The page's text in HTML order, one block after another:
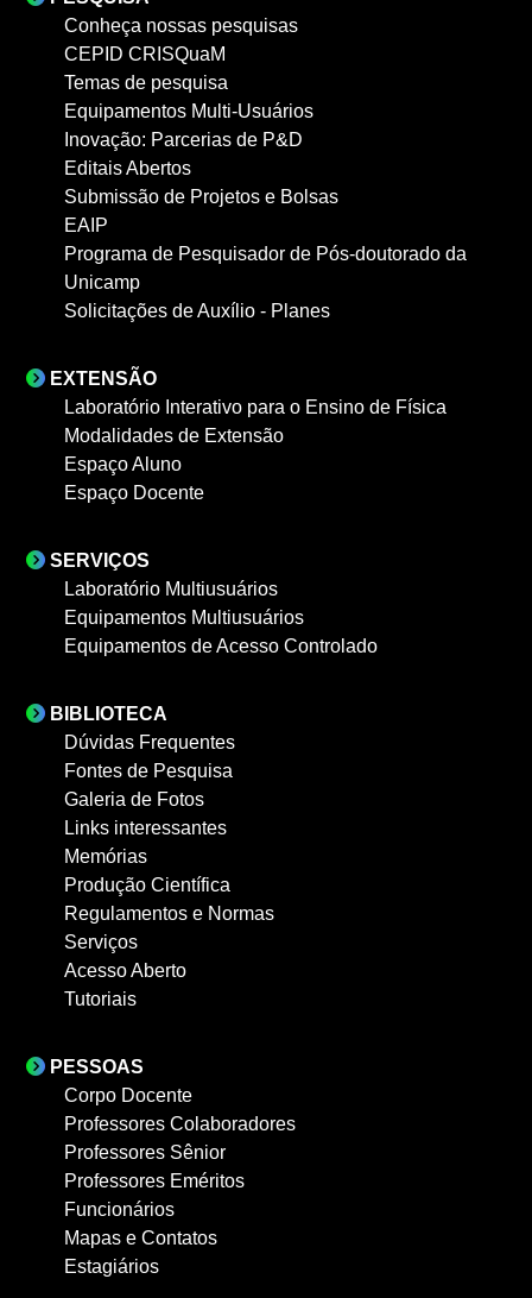
Conheça nossas pesquisas
CEPID CRISQuaM
Temas de pesquisa
Equipamentos Multi-Usuários
Inovação: Parcerias de P&D
Editais Abertos
Submissão de Projetos e Bolsas
EAIP
Programa de Pesquisador de Pós-doutorado da
Unicamp
Solicitações de Auxílio - Planes
EXTENSÃO
Laboratório Interativo para o Ensino de Física
Modalidades de Extensão
Espaço Aluno
Espaço Docente
SERVIÇOS
Laboratório Multiusuários
Equipamentos Multiusuários
Equipamentos de Acesso Controlado
BIBLIOTECA
Dúvidas Frequentes
Fontes de Pesquisa
Galeria de Fotos
Links interessantes
Memórias
Produção Científica
Regulamentos e Normas
Serviços
Acesso Aberto
Tutoriais
PESSOAS
Corpo Docente
Professores Colaboradores
Professores Sênior
Professores Eméritos
Funcionários
Mapas e Contatos
Estagiários